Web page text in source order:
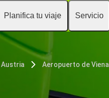
Planifica tu viaje Servicio
Austria Aeropuerto de Viena